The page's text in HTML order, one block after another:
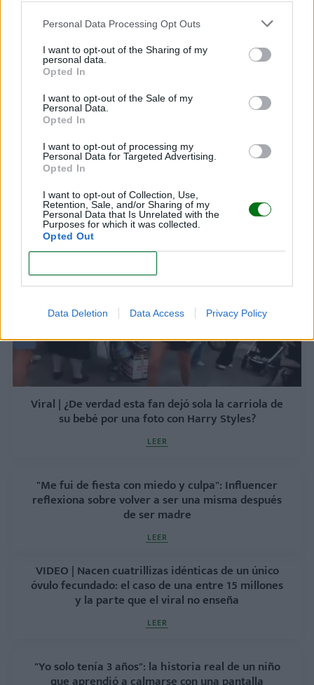
Personal Data Processing Opt Outs
I want to opt-out of the Sharing of my
personal data.
Opted In
I want to opt-out of the Sale of my
Personal Data.
Opted In
I want to opt-out of processing my
Personal Data for Targeted Advertising.
Opted In
I want to opt-out of Collection, Use,
Retention, Sale, and/or Sharing of my
Personal Data that Is Unrelated with the
Purposes for which it was collected.
Opted Out
Data Deletion Data Access Privacy Policy
¿Es bueno o malo hablar a los bebés con un
lenguaje y un tono "infantilizados"?
Hablar al bebé en dos idiomas desde el
nacimiento: ¿le beneficia o lo confunde?
LEER
"No entendía que era mi hijo": despertó del coma
sin recordar que había dado a luz. ¿Qué pasó?
LEER
Viral | ¿De verdad esta fan dejó sola la carriola de
su bebé por una foto con Harry Styles?
LEER
"Me fui de fiesta con miedo y culpa": Influencer
reflexiona sobre volver a ser una misma después
de ser madre
LEER
VIDEO | Nacen cuatrillizas idénticas de un único
óvulo fecundado: el caso de una entre 15 millones
y la parte que el viral no enseña
LEER
"Yo solo tenía 3 años": la historia real de un niño